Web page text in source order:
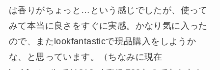
は香りがちょっと…という感じでしたが、使って
みて本当に良さをすぐに実感。かなり気に入った
ので、またlookfantasticで現品購入をしようか
な、と思っています。（ちなみに現在